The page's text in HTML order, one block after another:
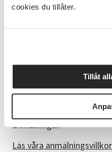
cookies du tillåter.
Tillåt
Schema
Anmälan
Du får kallelse och
startar. Kallelsen
Kursen kan ställas in
anmälningar.
Läs våra